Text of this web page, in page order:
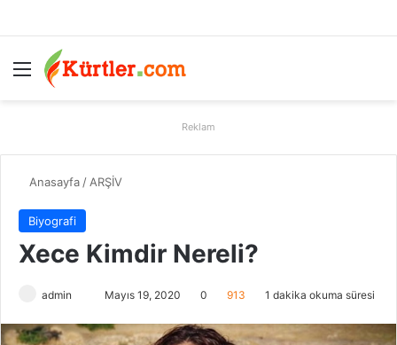
Menü
Reklam
Anasayfa / ARŞİV
Biyografi
Xece Kimdir Nereli?
admin
r
Mayıs 19, 2020 0 913 1 dakika okuma süresi